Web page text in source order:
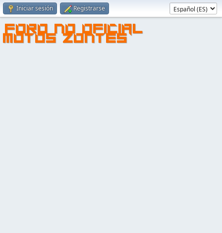
Iniciar sesión Registrarse
FORO NO OFICIAL
MOTOS ZONTES